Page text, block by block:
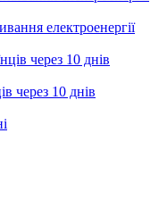
електроенергії
через 10 днів